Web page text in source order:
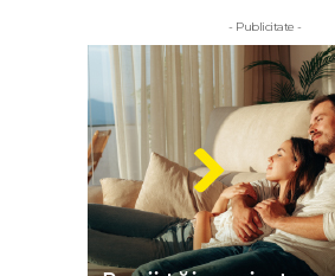
- Publicitate -